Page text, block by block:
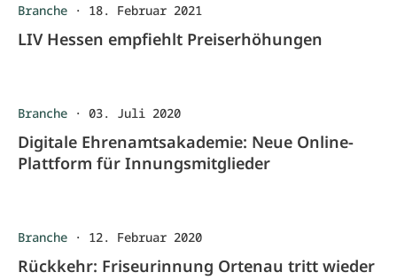
Branche · 18. Februar 2021
LIV Hessen empfiehlt Preiserhöhungen
Branche · 03. Juli 2020
Digitale Ehrenamtsakademie: Neue Online-
Plattform für Innungsmitglieder
Branche · 12. Februar 2020
Rückkehr: Friseurinnung Ortenau tritt wieder